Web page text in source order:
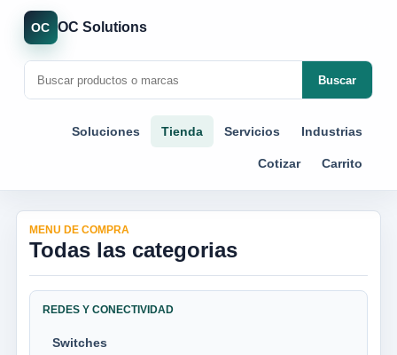
OC OC Solutions
Buscar
Soluciones Tienda Servicios Industrias
Cotizar Carrito
MENU DE COMPRA
Todas las categorias
REDES Y CONECTIVIDAD
Switches